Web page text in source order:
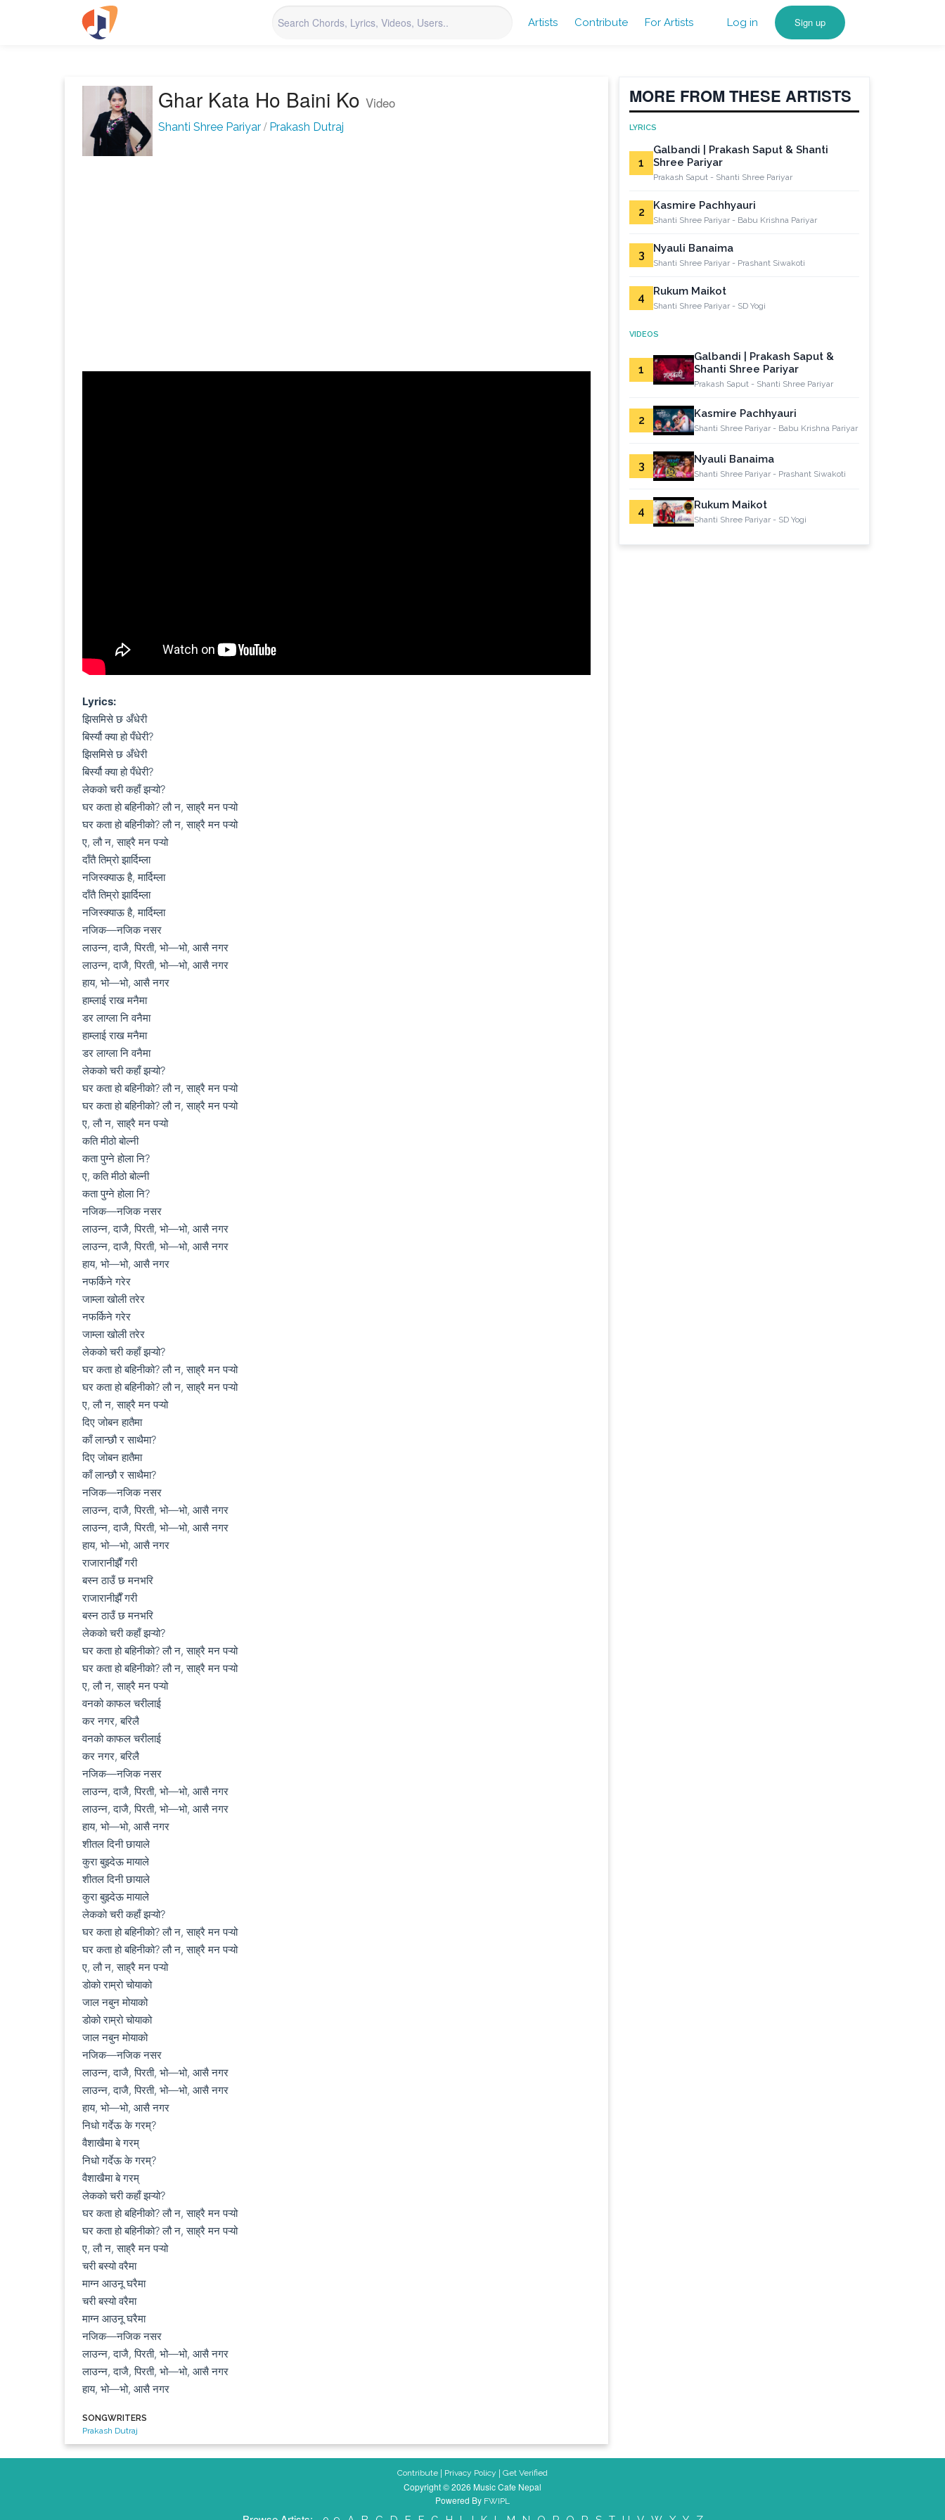
Artists Contribute For Artists Log in Sign up
Ghar Kata Ho Baini Ko Video
Shanti Shree Pariyar / Prakash Dutraj
Lyrics:
झिसमिसे छ अँधेरी
बिर्स्यौ क्या हो पँधेरी?
झिसमिसे छ अँधेरी
बिर्स्यौ क्या हो पँधेरी?
लेकको चरी कहाँ झऱ्यो?
घर कता हो बहिनीको? लौ न, साह्रै मन पऱ्यो
घर कता हो बहिनीको? लौ न, साह्रै मन पऱ्यो
ए, लौ न, साह्रै मन पऱ्यो
दाँतै तिम्रो झार्दिम्ला
नजिस्क्याऊ है, मार्दिम्ला
दाँतै तिम्रो झार्दिम्ला
नजिस्क्याऊ है, मार्दिम्ला
नजिक—नजिक नसर
लाउन्न, दाजै, पिरती, भो—भो, आसै नगर
लाउन्न, दाजै, पिरती, भो—भो, आसै नगर
हाय, भो—भो, आसै नगर
हाम्लाई राख मनैमा
डर लाग्ला नि वनैमा
हाम्लाई राख मनैमा
डर लाग्ला नि वनैमा
लेकको चरी कहाँ झऱ्यो?
घर कता हो बहिनीको? लौ न, साह्रै मन पऱ्यो
घर कता हो बहिनीको? लौ न, साह्रै मन पऱ्यो
ए, लौ न, साह्रै मन पऱ्यो
कति मीठो बोल्नी
कता पुग्ने होला नि?
ए, कति मीठो बोल्नी
कता पुग्ने होला नि?
नजिक—नजिक नसर
लाउन्न, दाजै, पिरती, भो—भो, आसै नगर
लाउन्न, दाजै, पिरती, भो—भो, आसै नगर
हाय, भो—भो, आसै नगर
नफर्किने गरेर
जाम्ला खोली तरेर
नफर्किने गरेर
जाम्ला खोली तरेर
लेकको चरी कहाँ झऱ्यो?
घर कता हो बहिनीको? लौ न, साह्रै मन पऱ्यो
घर कता हो बहिनीको? लौ न, साह्रै मन पऱ्यो
ए, लौ न, साह्रै मन पऱ्यो
दिए जोबन हातैमा
काँ लान्छौ र साथैमा?
दिए जोबन हातैमा
काँ लान्छौ र साथैमा?
नजिक—नजिक नसर
लाउन्न, दाजै, पिरती, भो—भो, आसै नगर
लाउन्न, दाजै, पिरती, भो—भो, आसै नगर
हाय, भो—भो, आसै नगर
राजारानीझैँ गरी
बस्न ठाउँ छ मनभरि
राजारानीझैँ गरी
बस्न ठाउँ छ मनभरि
लेकको चरी कहाँ झऱ्यो?
घर कता हो बहिनीको? लौ न, साह्रै मन पऱ्यो
घर कता हो बहिनीको? लौ न, साह्रै मन पऱ्यो
ए, लौ न, साह्रै मन पऱ्यो
वनको काफल चरीलाई
कर नगर, बरिलै
वनको काफल चरीलाई
कर नगर, बरिलै
नजिक—नजिक नसर
लाउन्न, दाजै, पिरती, भो—भो, आसै नगर
लाउन्न, दाजै, पिरती, भो—भो, आसै नगर
हाय, भो—भो, आसै नगर
शीतल दिनी छायाले
कुरा बुझ्देऊ मायाले
शीतल दिनी छायाले
कुरा बुझ्देऊ मायाले
लेकको चरी कहाँ झऱ्यो?
घर कता हो बहिनीको? लौ न, साह्रै मन पऱ्यो
घर कता हो बहिनीको? लौ न, साह्रै मन पऱ्यो
ए, लौ न, साह्रै मन पऱ्यो
डोको राम्रो चोयाको
जाल नबुन मोयाको
डोको राम्रो चोयाको
जाल नबुन मोयाको
नजिक—नजिक नसर
लाउन्न, दाजै, पिरती, भो—भो, आसै नगर
लाउन्न, दाजै, पिरती, भो—भो, आसै नगर
हाय, भो—भो, आसै नगर
निधो गर्देऊ के गरम्?
वैशाखैमा बे गरम्
निधो गर्देऊ के गरम्?
वैशाखैमा बे गरम्
लेकको चरी कहाँ झऱ्यो?
घर कता हो बहिनीको? लौ न, साह्रै मन पऱ्यो
घर कता हो बहिनीको? लौ न, साह्रै मन पऱ्यो
ए, लौ न, साह्रै मन पऱ्यो
चरी बस्यो वरैमा
माग्न आउनू घरैमा
चरी बस्यो वरैमा
माग्न आउनू घरैमा
नजिक—नजिक नसर
लाउन्न, दाजै, पिरती, भो—भो, आसै नगर
लाउन्न, दाजै, पिरती, भो—भो, आसै नगर
हाय, भो—भो, आसै नगर
SONGWRITERS
Prakash Dutraj
MORE FROM THESE ARTISTS
LYRICS
1
Galbandi | Prakash Saput & Shanti
Shree Pariyar
Prakash Saput - Shanti Shree Pariyar
2 Kasmire Pachhyauri
Shanti Shree Pariyar - Babu Krishna Pariyar
3 Nyauli Banaima
Shanti Shree Pariyar - Prashant Siwakoti
4 Rukum Maikot
Shanti Shree Pariyar - SD Yogi
VIDEOS
1
Galbandi | Prakash Saput &
Shanti Shree Pariyar
Prakash Saput - Shanti Shree Pariyar
2 Kasmire Pachhyauri
Shanti Shree Pariyar - Babu Krishna Pariyar
3 Nyauli Banaima
Shanti Shree Pariyar - Prashant Siwakoti
4 Rukum Maikot
Shanti Shree Pariyar - SD Yogi
Contribute | Privacy Policy | Get Verified
Copyright © 2026 Music Cafe Nepal
Powered By FWIPL